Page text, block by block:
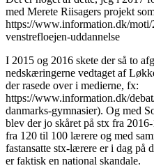
med Merete Riisagers projekt
https://www.information.dk/
venstrefloejen-uddannelse
I 2015 og 2016 skete der så to
nedskæringerne vedtaget af
der rasede over i medierne, fx:
https://www.information.dk/
danmarks-gymnasier). Og med
blev der jo skåret på stx fra
fra 120 til 100 lærere og med
fastansatte stx-lærere er i dag på
er faktisk en national skandale.